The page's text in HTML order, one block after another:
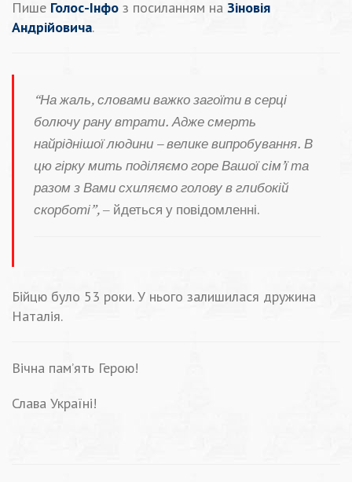
Пише Голос-Інфо з посиланням на Зіновія
Андрійовича.
“На жаль, словами важко загоїти в серці
болючу рану втрати. Адже смерть
найріднішої людини – велике випробування. В
цю гірку мить поділяємо горе Вашої сім’ї та
разом з Вами схиляємо голову в глибокій
скорботі”, – йдеться у повідомленні.
Бійцю було 53 роки. У нього залишилася дружина
Наталія.
Вічна пам’ять Герою!
Слава Україні!